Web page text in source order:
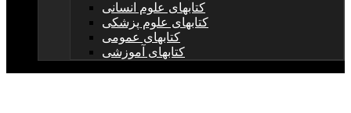
کتابهای علوم انسانی
کتابهای علوم پزشکی
کتابهای عمومی
کتابهای آموزشی